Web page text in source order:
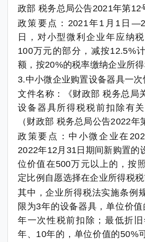
政部 税务总局公告2021年第12
政策要点：2021年1月1日
日，对小型微利企业年应纳
100万元的部分，减按12.5%
额，按20%的税率缴纳企业所得
3.中小微企业购置设备器具一
文件名称：《财政部 税务总局
设备器具所得税税前扣除有关
（财政部 税务总局公告2022年
政策要点：中小微企业在
2022年12月31日期间新购置的
位价值在500万元以上的，按
定比例自愿选择在企业所得税税
其中，企业所得税法实施条例
限为3年的设备器具，单位价
年一次性税前扣除；最低折
年、10年的，单位价值的50%